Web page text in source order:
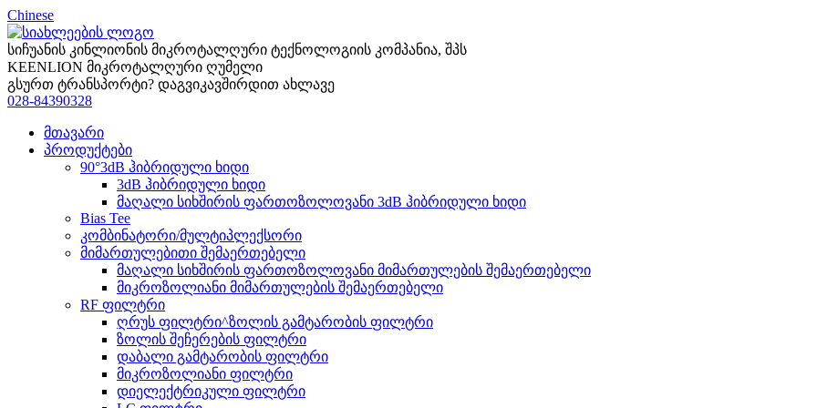
Chinese
სიჩუანის კინლიონის მიკროტალღური ტექნოლოგიის კომპანია, შპს
KEENLION მიკროტალღური ღუმელი
გსურთ ტრანსპორტი? დაგვიკავშირდით ახლავე
028-84390328
მთავარი
პროდუქტები
90°3dB ჰიბრიდული ხიდი
3dB ჰიბრიდული ხიდი
მაღალი სიხშირის ფართოზოლოვანი 3dB ჰიბრიდული ხიდი
Bias Tee
კომბინატორი/მულტიპლექსორი
მიმართულებითი შემაერთებელი
მაღალი სიხშირის ფართოზოლოვანი მიმართულების შემაერთებელი
მიკროზოლიანი მიმართულების შემაერთებელი
RF ფილტრი
ღრუს ფილტრი^ზოლის გამტარობის ფილტრი
ზოლის შეჩერების ფილტრი
დაბალი გამტარობის ფილტრი
მიკროზოლიანი ფილტრი
დიელექტრიკული ფილტრი